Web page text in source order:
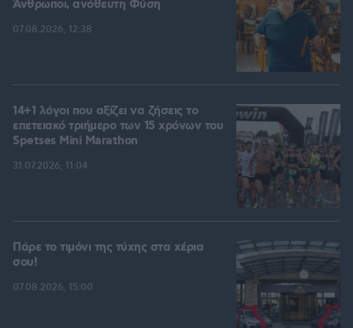
Άνθρωποι, ανόθευτη Φύση
07.08.2026, 12:38
14+1 λόγοι που αξίζει να ζήσεις το
επετειακό τριήμερο των 15 χρόνων του
Spetses Mini Marathon
31.07.2026, 11:04
Πάρε το τιμόνι της τύχης στα χέρια
σου!
07.08.2026, 15:00